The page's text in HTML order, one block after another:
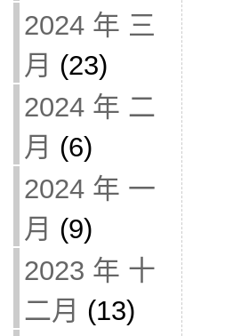
2024 年 三
月 (23)
2024 年 二
月 (6)
2024 年 一
月 (9)
2023 年 十
二月 (13)